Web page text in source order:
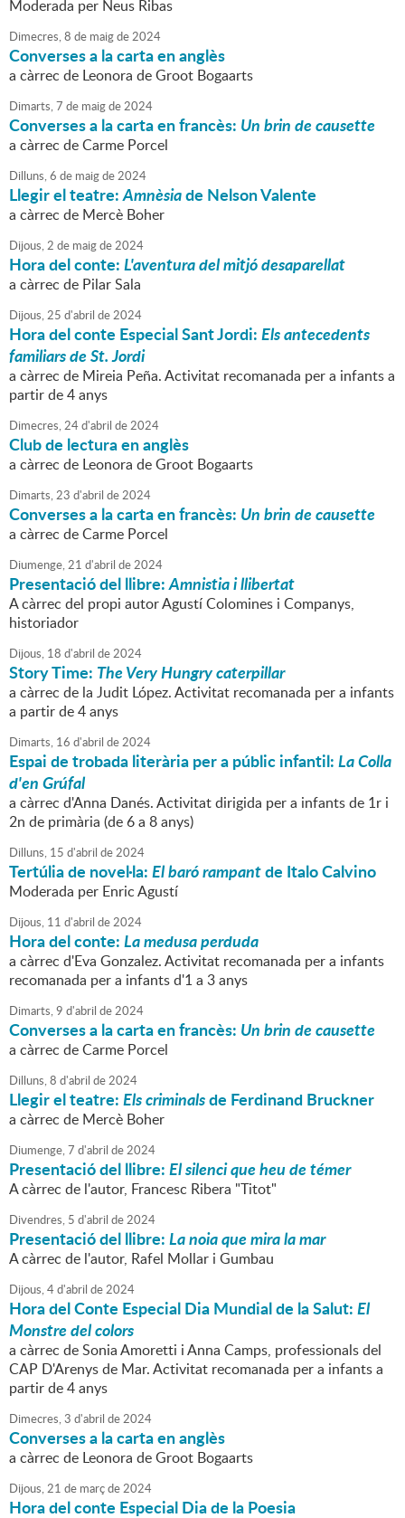
Moderada per Neus Ribas
Dimecres,8 de maigde2024
Converses a la carta en anglès
a càrrec de Leonora de Groot Bogaarts
Dimarts,7 de maigde2024
Converses a la carta en francès: Un brin de causette
a càrrec de Carme Porcel
Dilluns,6 de maigde2024
Llegir el teatre:Amnèsiade Nelson Valente
a càrrec de Mercè Boher
Dijous,2 de maigde2024
Hora del conte:L'aventura del mitjó desaparellat
a càrrec de Pilar Sala
Dijous,25 d'abril de2024
Hora del conte Especial Sant Jordi:Els antecedents
familiars de St. Jordi
a càrrec de Mireia Peña. Activitat recomanada per a infants a
partir de 4 anys
Dimecres,24d'abril de2024
Club de lectura en anglès
a càrrec de Leonora de Groot Bogaarts
Dimarts,23 d'abril de2024
Converses a la carta en francès: Un brin de causette
a càrrec de Carme Porcel
Diumenge,21 d'abril de2024
Presentació del llibre:Amnistia i llibertat
A càrrec del propi autor Agustí Colomines i Companys,
historiador
Dijous, 18 d'abril de2024
Story Time: The Very Hungry caterpillar
a càrrec de la Judit López. Activitat recomanada per a infants
a partir de 4 anys
Dimarts, 16 d'abril de2024
Espai de trobada literària per a públic infantil:La Colla
d'en Grúfal
a càrrec d'Anna Danés. Activitat dirigida per a infants de 1r i
2n de primària (de 6 a 8 anys)
Dilluns, 15 d'abril de2024
Tertúlia de novel·la:El baró rampantde Italo Calvino
Moderada per Enric Agustí
Dijous, 11 d'abril de2024
Hora del conte:La medusa perduda
a càrrec d'Eva Gonzalez. Activitat recomanada per a infants
recomanada per a infants d'1 a 3 anys
Dimarts,9 d'abril de2024
Converses a la carta en francès: Un brin de causette
a càrrec de Carme Porcel
Dilluns,8 d'abril de2024
Llegir el teatre:Els criminalsde Ferdinand Bruckner
a càrrec de Mercè Boher
Diumenge,7 d'abril de2024
Presentació del llibre:El silenci que heu de témer
A càrrec de l'autor, Francesc Ribera "Titot"
Divendres, 5 d'abril de2024
Presentació del llibre:La noia que mira la mar
A càrrec de l'autor, Rafel Mollar i Gumbau
Dijous,4d'abril de2024
Hora del Conte Especial Dia Mundial de la Salut:El
Monstre del colors
a càrrec de Sonia Amoretti i Anna Camps, professionals del
CAP D'Arenys de Mar. Activitat recomanada per a infants a
partir de 4 anys
Dimecres,3 d'abril de2024
Converses a la carta en anglès
a càrrec de Leonora de Groot Bogaarts
Dijous,21 de marçde2024
Hora del conte Especial Dia de la Poesia